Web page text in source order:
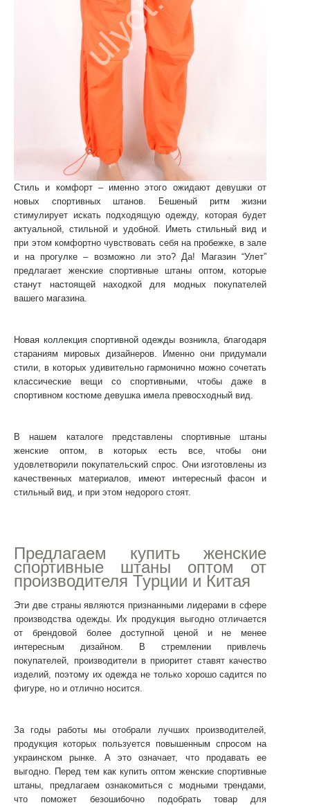
Стиль и комфорт – именно этого ожидают девушки от
новых спортивных штанов. Бешеный ритм жизни
стимулирует искать подходящую одежду, которая будет
актуальной, стильной и удобной. Иметь стильный вид и
при этом комфортно чувствовать себя на пробежке, в зале
и на прогулке – возможно ли это? Да! Магазин “Улет”
предлагает женские спортивные штаны оптом , которые
станут настоящей находкой для модных покупателей
вашего магазина.
Новая коллекция спортивной одежды возникла, благодаря
стараниям мировых дизайнеров. Именно они придумали
стили, в которых удивительно гармонично можно сочетать
классические вещи со спортивными, чтобы даже в
спортивном костюме девушка имела превосходный вид.
В нашем каталоге представлены спортивные штаны
женские оптом , в которых есть все, чтобы они
удовлетворили покупательский спрос. Они изготовлены из
качественных материалов, имеют интересный фасон и
стильный вид, и при этом недорого стоят.
Предлагаем купить женские
спортивные штаны оптом от
производителя Турции и Китая
Эти две страны являются признанными лидерами в сфере
производства одежды. Их продукция выгодно отличается
от брендовой более доступной ценой и не менее
интересным дизайном. В стремлении привлечь
покупателей, производители в приоритет ставят качество
изделий, поэтому их одежда не только хорошо садится по
фигуре, но и отлично носится.
За годы работы мы отобрали лучших производителей,
продукция которых пользуется повышенным спросом на
украинском рынке. А это означает, что продавать ее
выгодно. Перед тем каккупить оптом женские спортивные
штаны , предлагаем ознакомиться с модными трендами,
что поможет безошибочно подобрать товар для